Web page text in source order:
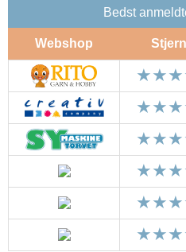
Bedst
Webshop